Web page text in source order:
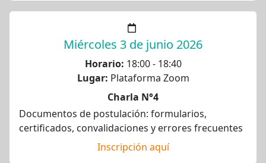
Miércoles 3 de junio 2026
Horario: 18:00 - 18:40
Lugar: Plataforma Zoom
Charla N°4
Documentos de postulación: formularios,
certificados, convalidaciones y errores frecuentes
Inscripción aquí